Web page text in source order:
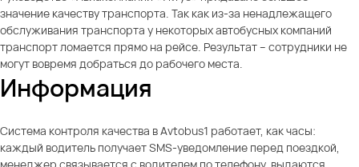
значение качеству транспорта. Так как из-за ненадлежащего
обслуживания транспорта у некоторых автобусных компаний
транспорт ломается прямо на рейсе. Результат – сотрудники не
могут вовремя добраться до рабочего места.
Информация
Система контроля качества в Avtobus1 работает, как часы:
каждый водитель получает SMS-уведомление перед поездкой,